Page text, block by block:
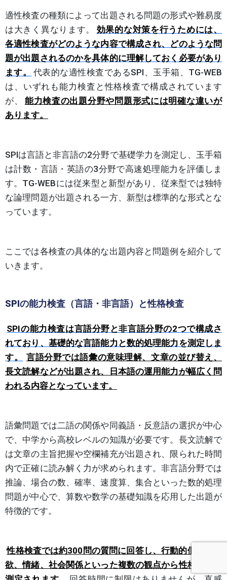
適性検査の種類によって出題される問題の形式や難易度
は大きく異なります。
効果的な対策を行うためには、
各適性検査がどのような内容で構成され、どのような問
題が出題されるのかを具体的に理解しておく必要があり
ます。
代表的な適性検査であるSPI、玉手箱、TG-WEB
は、いずれも能力検査と性格検査で構成されています
が、
能力検査の出題分野や問題形式には明確な違いが
あります。
SPIは言語と非言語の2分野で基礎学力を測定し、玉手箱
は計数・言語・英語の3分野で高速処理能力を評価しま
す。TG-WEBには従来型と新型があり、従来型では独特
な論理問題が出題される一方、新型は標準的な形式とな
っています。
ここでは各検査の具体的な出題内容と問題例を紹介して
いきます。
SPIの能力検査（言語・非言語）と性格検査
SPIの能力検査は言語分野と非言語分野の2つで構成さ
れており、基礎的な言語能力と数的処理能力を測定しま
す。
言語分野では語彙の意味理解、文章の並び替え、
長文読解などが出題され、日本語の運用能力が幅広く問
われる内容となっています。
語彙問題では二語の関係や同義語・反意語の選択が中心
で、中学から高校レベルの知識が必要です。長文読解で
は文章の主旨把握や空欄補充が出題され、限られた時間
内で正確に読み解く力が求められます。非言語分野では
推論、場合の数、確率、速度算、集合といった数的処理
問題が中心で、算数や数学の基礎知識を応用した出題が
特徴的です。
性格検査では約300問の質問に回答し、行動的側面や意
欲、情緒、社会関係といった複数の観点から性格特性が